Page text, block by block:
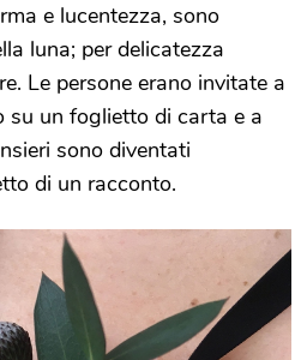
e lucentezza, sono
luna; per delicatezza
Le persone erano invitate a
su un foglietto di carta e a
sono diventati
di un racconto.